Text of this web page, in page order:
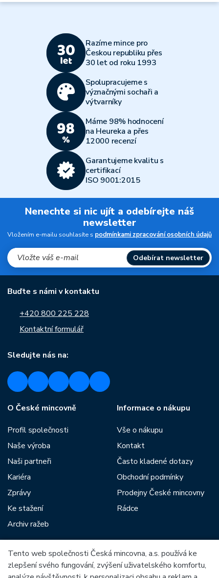
Razíme mince pro
Českou republiku přes
30 let od roku 1993
Spolupracujeme s
význačnými sochaři a
výtvarníky
Máme 98% hodnocení
na Heureka a přes
12000 recenzí
Garantujeme kvalitu s
certifikací
ISO 9001:2015
Nenechte si nic ujít a odebírejte náš
newsletter
Vložením e-mailu souhlasíte s podmínkami zpracování osobních údajů
Odebírat newsletter
Buďte s námi v kontaktu
+420 800 225 228
Kontaktní formulář
Sledujte nás na:
O České mincovně
Profil společnosti
Naše výroba
Naši partneři
Kariéra
Zprávy
Ke stažení
Archiv ražeb
Informace o nákupu
Vše o nákupu
Kontakt
Často kladené dotazy
Obchodní podmínky
Prodejny České mincovny
Rádce
Mezi naše partnery patří:
Tento web společnosti Česká mincovna, a.s. používá ke
zlepšení svého fungování, zvýšení uživatelského komfortu,